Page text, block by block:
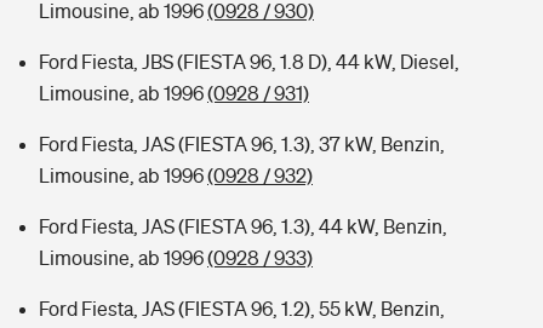
Limousine, ab 1996(0928 / 930)
Ford Fiesta, JBS (FIESTA 96, 1.8 D), 44 kW, Diesel,
Limousine, ab 1996(0928 / 931)
Ford Fiesta, JAS (FIESTA 96, 1.3), 37 kW, Benzin,
Limousine, ab 1996(0928 / 932)
Ford Fiesta, JAS (FIESTA 96, 1.3), 44 kW, Benzin,
Limousine, ab 1996(0928 / 933)
Ford Fiesta, JAS (FIESTA 96, 1.2), 55 kW, Benzin,